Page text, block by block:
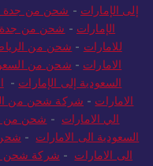
إلى الإمارات - شحن من جدة
الإمارات - شحن من جدة
للامارات - شحن من
الامارات - شحن من
السعودية إلى الإمارات -
الامارات - شركة شحن من
الي الامارات - شحن من
السعودية الى الامارات - شحن
الى الامارات - شركة شحن